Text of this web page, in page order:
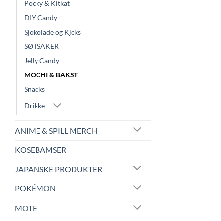
Pocky & Kitkat
DIY Candy
Sjokolade og Kjeks
SØTSAKER
Jelly Candy
MOCHI & BAKST
Snacks
Drikke
ANIME & SPILL MERCH
KOSEBAMSER
JAPANSKE PRODUKTER
POKÉMON
MOTE